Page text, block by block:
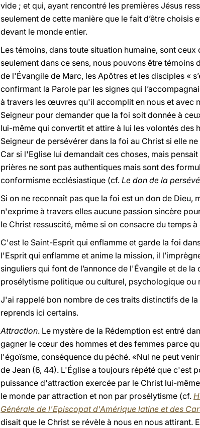
vide ; et qui, ayant rencontré les premières Jésus
seulement de cette manière que le fait d’être
devant le monde entier.
Les témoins, dans toute situation humaine, sont
seulement dans ce sens, nous pouvons être
de l'Évangile de Marc, les Apôtres et les disciples «
confirmant la Parole par les signes qui
à travers les œuvres qu'il accomplit en nous et avec
Seigneur pour demander que la foi soit donnée à
lui-même qui convertit et attire à lui les volontés des
Seigneur de persévérer dans la foi au Christ si elle
Car si l'Eglise lui demandait ces choses, mais
prières ne sont pas authentiques mais sont des
conformisme ecclésiastique (cf. Le don de la
Si on ne reconnaît pas que la foi est un don de Dieu,
n'exprime à travers elles aucune passion sincère
le Christ ressuscité, même si on consacre du temps
C'est le Saint-Esprit qui enflamme et garde la foi
l'Esprit qui enflamme et anime la mission, il
singuliers qui font de l’annonce de l'Évangile et de
prosélytisme politique ou culturel, psychologique ou
J'ai rappelé bon nombre de ces traits distinctifs de
reprends ici certains.
Attraction. Le mystère de la Rédemption est entré
gagner le cœur des hommes et des femmes parce
l'égoïsme, conséquence du péché. «Nul ne peut
de Jean (6, 44). L'Église a toujours répété que c'est
puissance d'attraction exercée par le Christ lui-
le monde par attraction et non par prosélytisme (cf.
Générale de l'Episcopat d'Amérique latine et des
disait que le Christ se révèle à nous en nous